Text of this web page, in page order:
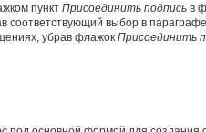
пункт Присоединить подпись в
соответствующий выбор в
убрав флажок Присоединить